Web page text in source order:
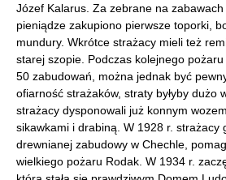
Józef Kalarus. Za zebrane na
pieniądze zakupiono pierwsze toporki,
mundury. Wkrótce strażacy mieli też
starej szopie. Podczas kolejnego pożaru
50 zabudowań, można jednak być
ofiarność strażaków, straty byłyby dużo
strażacy dysponowali już konnym
sikawkami i drabiną. W 1928 r. strażacy
drewnianej zabudowy w Chechle,
wielkiego pożaru Rodak. W 1934 r.